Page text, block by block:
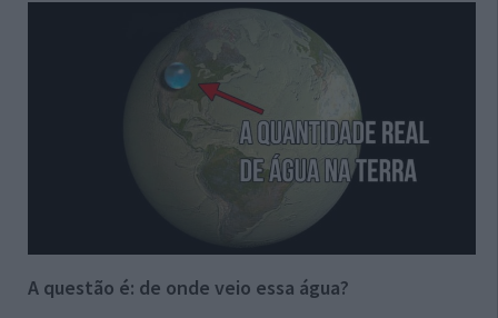
A questão é: de onde veio essa água?